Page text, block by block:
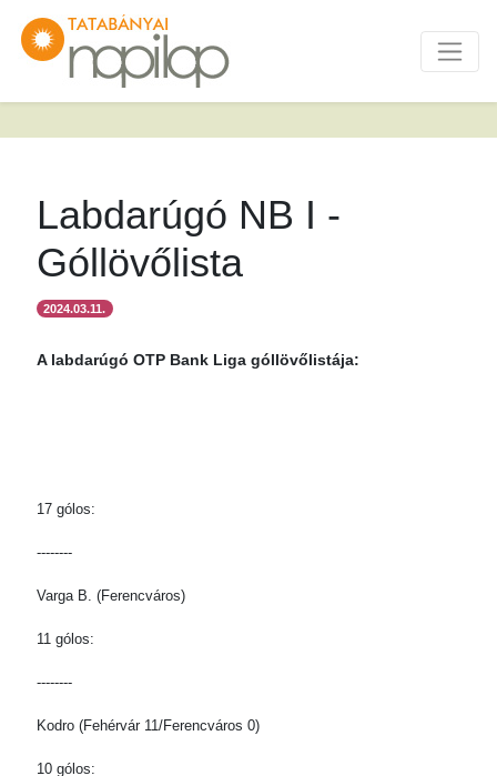
Labdarúgó NB I -
Góllövőlista
2024.03.11.
A labdarúgó OTP Bank Liga góllövőlistája:
17 gólos:
--------
Varga B. (Ferencváros)
11 gólos:
--------
Kodro (Fehérvár 11/Ferencváros 0)
10 gólos: